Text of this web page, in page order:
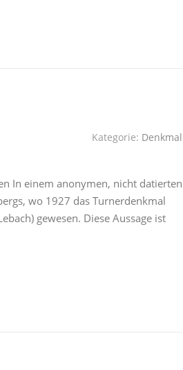
Kategorie: Denkmal
In einem anonymen, nicht datierten
wo 1927 das Turnerdenkmal
gewesen. Diese Aussage ist